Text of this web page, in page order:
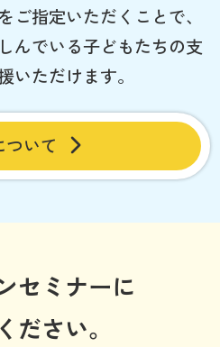
指定いただくことで、
んでいる子どもたちの支
いただけます。
ついて
セミナーに
ださい。